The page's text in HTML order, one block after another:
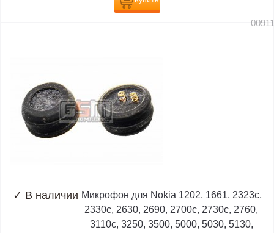
✓ В наличии Микрофон для Nokia 1202, 1661, 2323c,
2330c, 2630, 2690, 2700c, 2730c, 2760,
3110c, 3250, 3500, 5000, 5030, 5130,